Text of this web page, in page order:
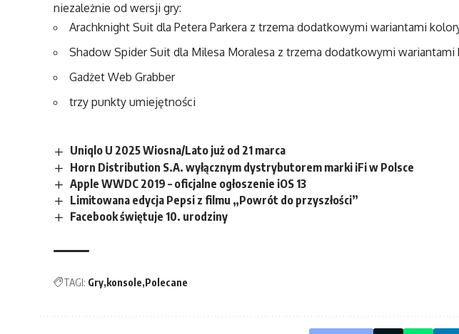
niezależnie od wersji gry:
Arachknight Suit dla Petera Parkera z trzema dodatkowymi wariantami
Shadow Spider Suit dla Milesa Moralesa z trzema dodatkowymi
Gadżet Web Grabber
trzy punkty umiejętności
Uniqlo U 2025 Wiosna/Lato już od 21 marca
Horn Distribution S.A. wyłącznym dystrybutorem marki iFi w Polsce
Apple WWDC 2019 – oficjalne ogłoszenie iOS 13
Limitowana edycja Pepsi z filmu „Powrót do przyszłości”
Facebook świętuje 10. urodziny
TAGI: Gry konsole Polecane